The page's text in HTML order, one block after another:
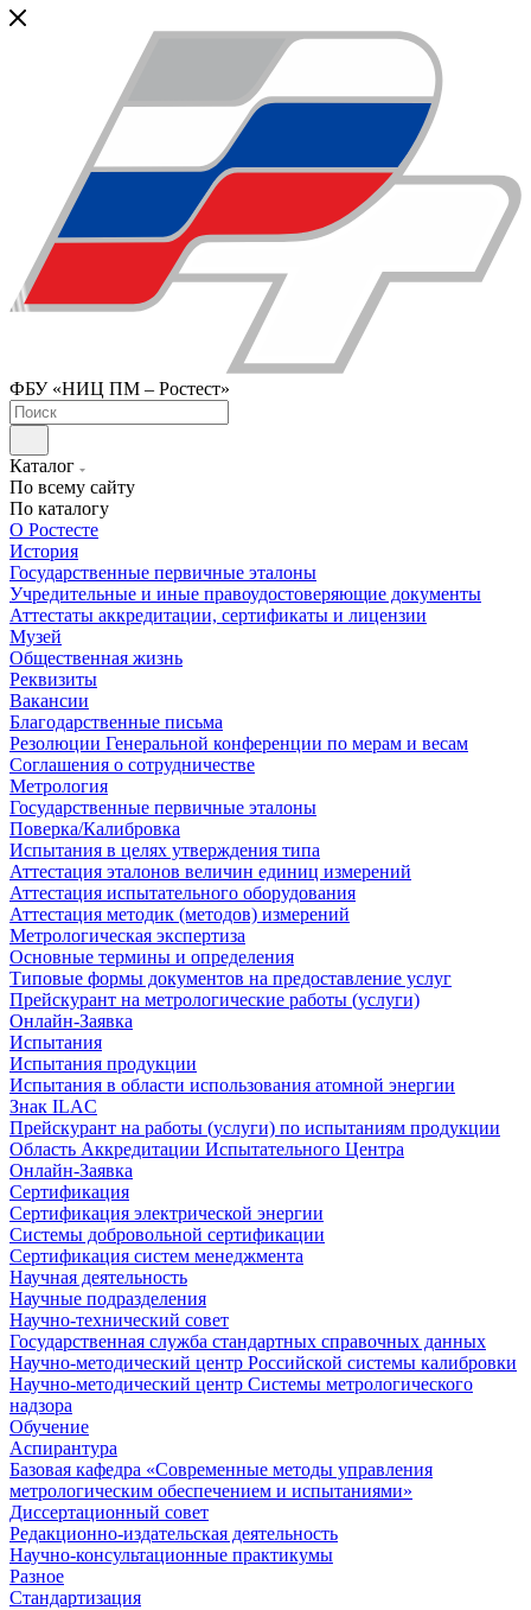
ФБУ «НИЦ ПМ – Ростест»
Каталог
По всему сайту
По каталогу
О Ростесте
История
Государственные первичные эталоны
Учредительные и иные правоудостоверяющие документы
Аттестаты аккредитации, сертификаты и лицензии
Музей
Общественная жизнь
Реквизиты
Вакансии
Благодарственные письма
Резолюции Генеральной конференции по мерам и весам
Соглашения о сотрудничестве
Метрология
Государственные первичные эталоны
Поверка/Калибровка
Испытания в целях утверждения типа
Аттестация эталонов величин единиц измерений
Аттестация испытательного оборудования
Аттестация методик (методов) измерений
Метрологическая экспертиза
Основные термины и определения
Типовые формы документов на предоставление услуг
Прейскурант на метрологические работы (услуги)
Онлайн-Заявка
Испытания
Испытания продукции
Испытания в области использования атомной энергии
Знак ILAC
Прейскурант на работы (услуги) по испытаниям продукции
Область Аккредитации Испытательного Центра
Онлайн-Заявка
Сертификация
Сертификация электрической энергии
Системы добровольной сертификации
Сертификация систем менеджмента
Научная деятельность
Научные подразделения
Научно-технический совет
Государственная служба стандартных справочных данных
Научно-методический центр Российской системы калибровки
Научно-методический центр Системы метрологического
надзора
Обучение
Аспирантура
Базовая кафедра «Современные методы управления
метрологическим обеспечением и испытаниями»
Диссертационный совет
Редакционно-издательская деятельность
Научно-консультационные практикумы
Разное
Стандартизация